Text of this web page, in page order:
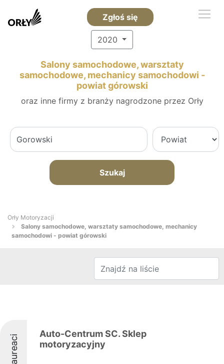
Zgłoś się
2020
Salony samochodowe, warsztaty
samochodowe, mechanicy samochodowi -
powiat górowski
oraz inne firmy z branży nagrodzone przez Orły
Szukaj
Orły Motoryzacji
Salony samochodowe, warsztaty samochodowe, mechanicy
samochodowi - powiat górowski
Laureaci
Auto-Centrum SC. Sklep
motoryzacyjny